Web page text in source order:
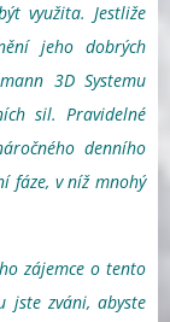
využita. Jestliže
jeho dobrých
3D Systemu
sil. Pravidelné
denního
fáze, v níž mnohý
zájemce o tento
jste zváni, abyste